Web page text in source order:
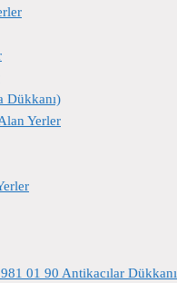
Dükkanı)
Yerler
01 90 Antikacılar Dükkanı